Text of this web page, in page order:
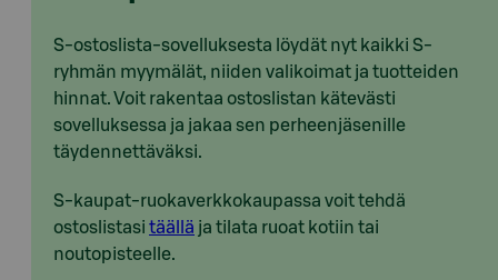
S-ostoslista-sovelluksesta löydät nyt kaikki S-
ryhmän myymälät, niiden valikoimat ja tuotteiden
hinnat. Voit rakentaa ostoslistan kätevästi
sovelluksessa ja jakaa sen perheenjäsenille
täydennettäväksi.
S-kaupat-ruokaverkkokaupassa voit tehdä
ostoslistasi täällä ja tilata ruoat kotiin tai
noutopisteelle.